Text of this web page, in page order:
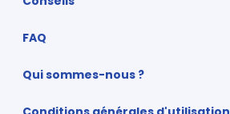
FAQ
Qui sommes-nous ?